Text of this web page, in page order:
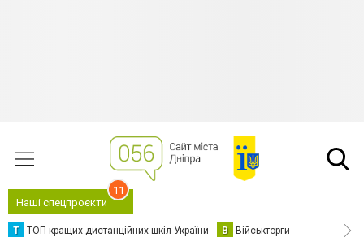
Наші спецпроєкти
11
Т ТОП кращих дистанційних шкіл України В Військторги